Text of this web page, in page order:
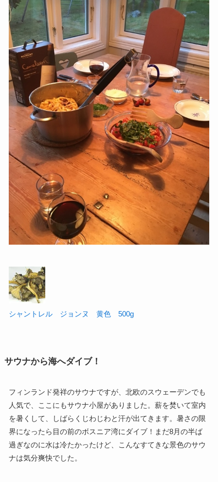
シャントレル ジョンヌ 黄色 500g
サウナから海へダイブ！
フィンランド発祥のサウナですが、北欧のスウェーデンでも
人気で、ここにもサウナ小屋がありました。薪を焚いて室内
を暑くして、しばらくじわじわと汗が出てきます。暑さの限
界になったら目の前のボスニア湾にダイブ！まだ8月の半ば
過ぎなのに水は冷たかったけど、こんなすてきな景色のサウ
ナは気分爽快でした。